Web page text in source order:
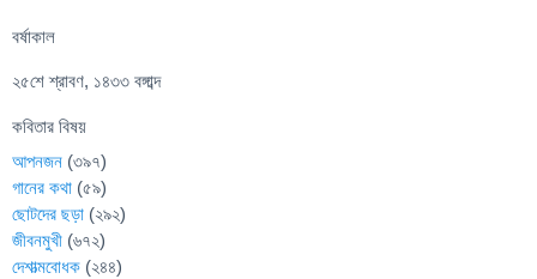
বর্ষাকাল
২৫শে শ্রাবণ, ১৪৩৩ বঙ্গাব্দ
কবিতার বিষয়
আপনজন (৩৯৭)
গানের কথা (৫৯)
ছোটদের ছড়া (২৯২)
জীবনমুখী (৬৭২)
দেশাত্মবোধক (২৪৪)